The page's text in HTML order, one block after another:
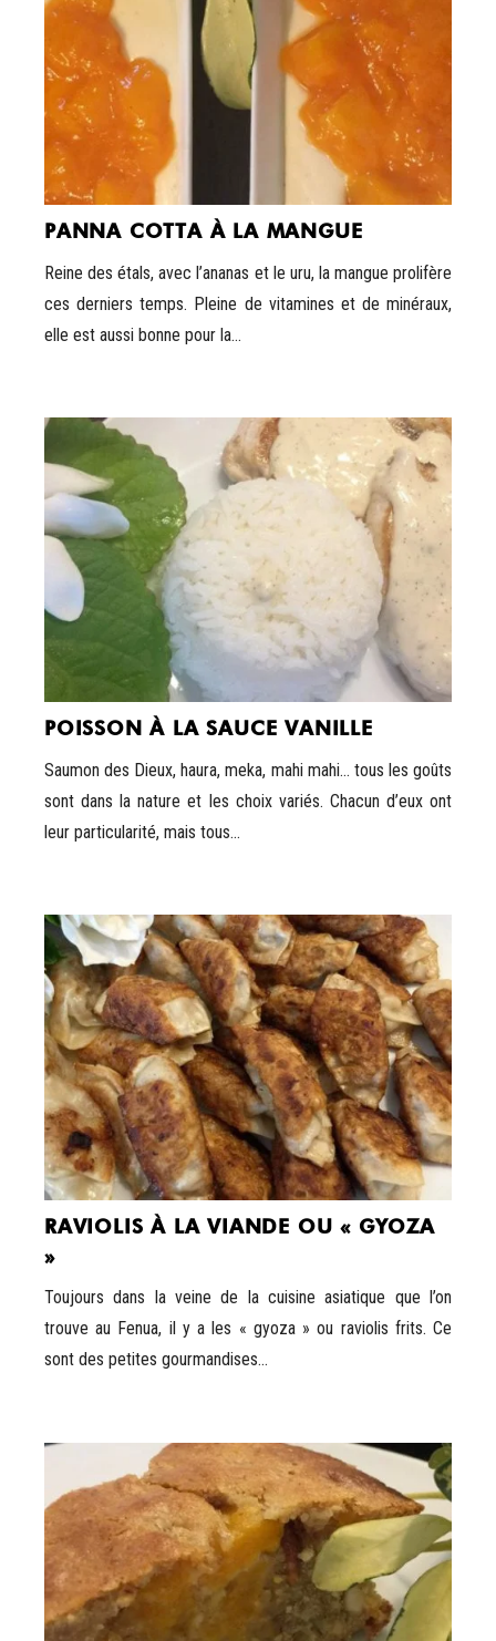
PANNA COTTA À LA MANGUE
Reine des étals, avec l’ananas et le uru, la mangue prolifère
ces derniers temps. Pleine de vitamines et de minéraux,
elle est aussi bonne pour la...
POISSON À LA SAUCE VANILLE
Saumon des Dieux, haura, meka, mahi mahi… tous les goûts
sont dans la nature et les choix variés. Chacun d’eux ont
leur particularité, mais tous...
RAVIOLIS À LA VIANDE OU « GYOZA
»
Toujours dans la veine de la cuisine asiatique que l’on
trouve au Fenua, il y a les « gyoza » ou raviolis frits. Ce
sont des petites gourmandises...